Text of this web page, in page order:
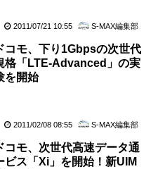
2011/07/21 10:55 S-MAX編集部
コモ、下り1Gbpsの次世代
格「LTE-Advanced」の実
を開始
2011/02/08 08:55 S-MAX編集部
コモ、次世代高速データ通
ビス「Xi」を開始！新UIM